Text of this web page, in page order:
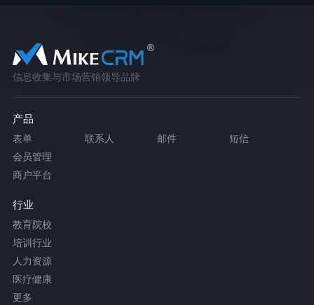
信息收集与市场营销领导品牌
产品
表单 联系人 邮件
短信
会员管理
商户平台
行业
教育院校
培训行业
人力资源
医疗健康
更多